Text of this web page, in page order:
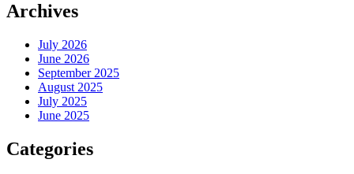
Archives
July 2026
June 2026
September 2025
August 2025
July 2025
June 2025
Categories